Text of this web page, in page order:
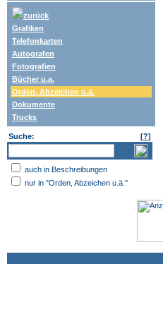
zurück
Grafiken
Telefonkarten
Autografen
Fotografien
Bücher u.a.
Orden, Abzeichen u.ä.
Dokumente
Trucks
Suche: [?]
auch in Beschreibungen
nur in "Orden, Abzeichen u.ä."